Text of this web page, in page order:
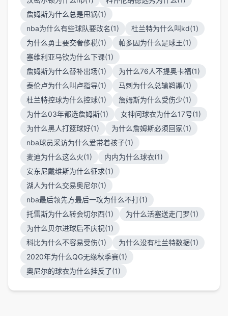
詹姆斯为什么总是甩锅(1)
nba为什么有些球队要改名(1)
杜兰特为什么叫kd(1)
为什么勇士要交奢侈税(1)
帕多因为什么是球王(1)
塞维利亚马钦为什么下课(1)
詹姆斯为什么替补出场(1)
为什么76人不提奥卡福(1)
泰伦卢为什么叫卢指导(1)
马刺为什么总输鹈鹕(1)
杜兰特控球为什么控球(1)
詹姆斯为什么受伤少(1)
为什么03年都选詹姆斯(1)
女神问球衣为什么17号(1)
为什么黑人打篮球好(1)
为什么詹姆斯必须回家(1)
nba球员采访为什么爱带着孩子(1)
麦迪为什么这么火(1)
内内为什么球衣(1)
安东尼戴维斯为什么征求(1)
湖人为什么交易奥尼尔(1)
nba最后领先方最后一攻为什么不打(1)
托雷斯为什么转会切尔西(1)
为什么活塞送走门罗(1)
为什么贝尔进球后不庆祝(1)
科比为什么不容易受伤(1)
为什么没有杜兰特数据(1)
2020年为什么QG无缘秋季赛(1)
奥尼尔的球衣为什么挂反了(1)